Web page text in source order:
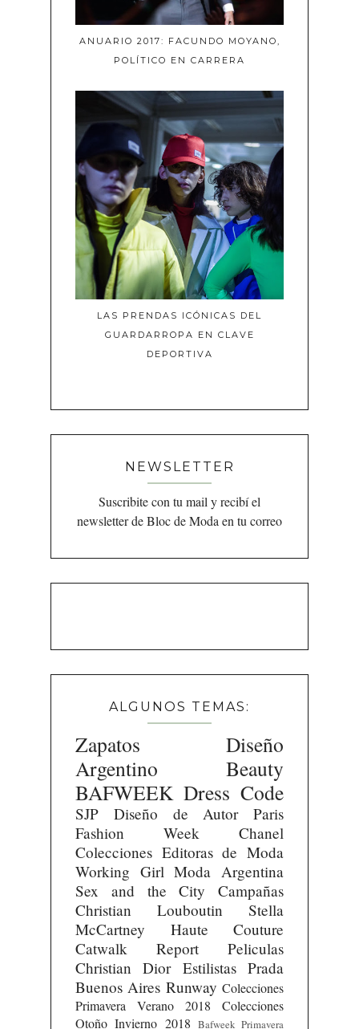
ANUARIO 2017: FACUNDO MOYANO,
POLÍTICO EN CARRERA
LAS PRENDAS ICÓNICAS DEL
GUARDARROPA EN CLAVE
DEPORTIVA
NEWSLETTER
Suscribite con tu mail y recibí el
newsletter de Bloc de Moda en tu correo
ALGUNOS TEMAS:
Zapatos
Diseño
Argentino
Beauty
BAFWEEK Dress Code
SJP Diseño de Autor
Paris
Fashion Week
Chanel
Colecciones Editoras de Moda
Working Girl Moda Argentina
Sex and the City
Campañas
Christian Louboutin
Stella
McCartney
Haute Couture
Catwalk Report
Peliculas
Christian Dior Estilistas Prada
Buenos Aires Runway Colecciones
Primavera Verano 2018
Colecciones
Otoño Invierno 2018 Bafweek Primavera